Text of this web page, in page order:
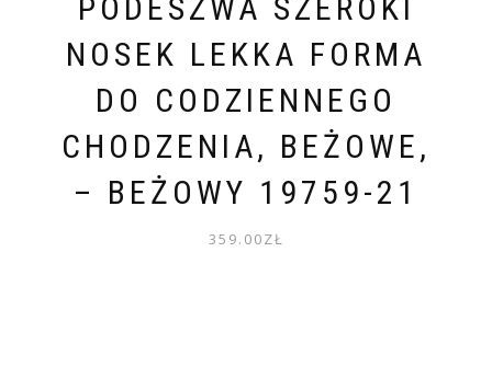
PODESZWA SZEROKI
NOSEK LEKKA FORMA
DO CODZIENNEGO
CHODZENIA, BEŻOWE,
– BEŻOWY 19759-21
359.00ZŁ